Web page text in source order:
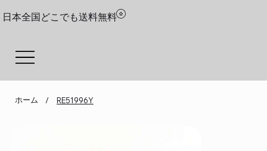
日本全国どこでも送料無料
ホーム / RE51996Y